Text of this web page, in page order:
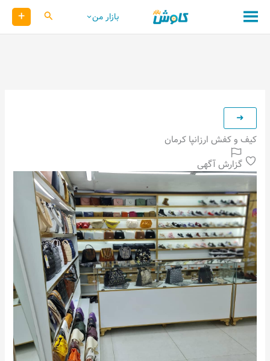
محتوا
بازار من کاوش +
کیف و کفش ارزانپا کرمان
گزارش آگهی